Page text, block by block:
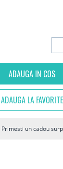
ADAUGA IN COS
ADAUGA LA FAVORITE
Primesti un cadou